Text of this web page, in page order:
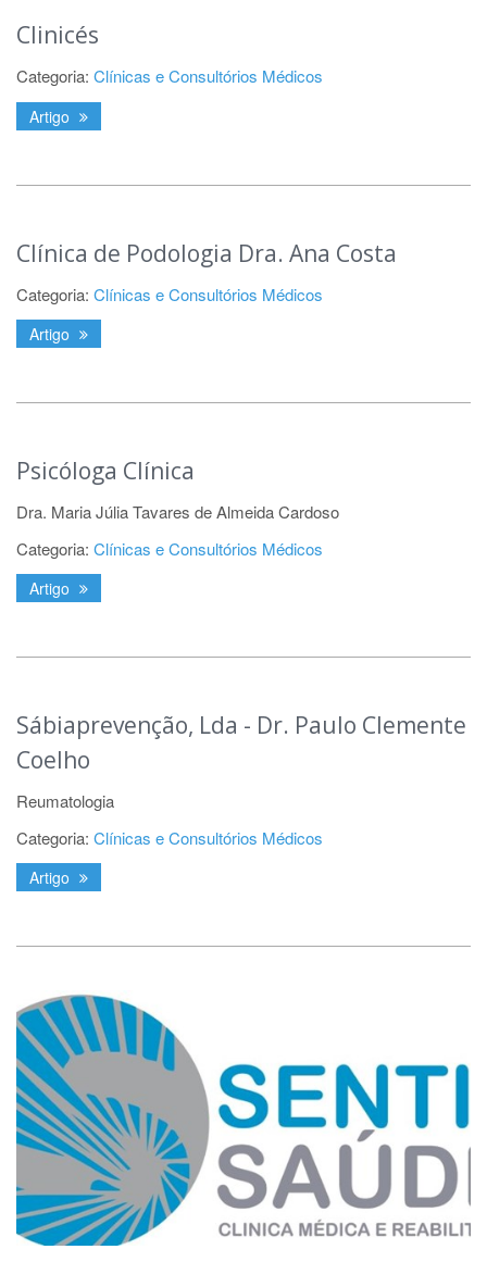
Clinicés
Categoria: Clínicas e Consultórios Médicos
Artigo
Clínica de Podologia Dra. Ana Costa
Categoria: Clínicas e Consultórios Médicos
Artigo
Psicóloga Clínica
Dra. Maria Júlia Tavares de Almeida Cardoso
Categoria: Clínicas e Consultórios Médicos
Artigo
Sábiaprevenção, Lda - Dr. Paulo Clemente
Coelho
Reumatologia
Categoria: Clínicas e Consultórios Médicos
Artigo